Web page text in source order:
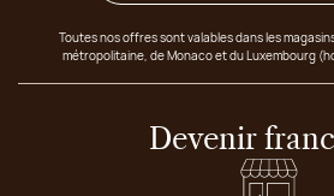
Toutes nos offres sont valables dans les
métropolitaine, de Monaco et du Luxembourg
Devenir